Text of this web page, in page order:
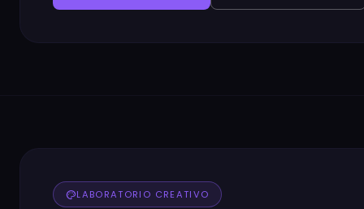
paletteLABORATORIO CREATIVO